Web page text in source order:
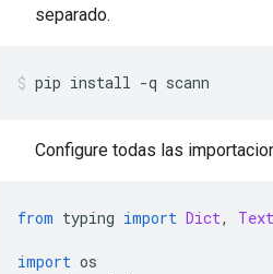
separado.
pip install -q scann
Configure todas las
from typing import Dict, Text
import os